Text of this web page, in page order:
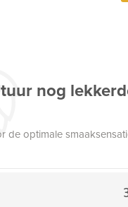
nog
de optimale